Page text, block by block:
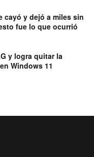
cayó y dejó a miles sin
fue lo que ocurrió
y logra quitar la
Windows 11